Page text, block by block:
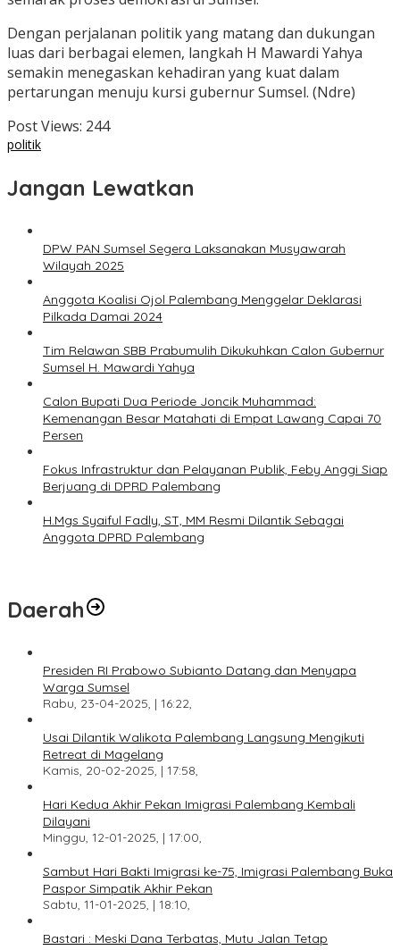
Dengan perjalanan politik yang matang dan dukungan
luas dari berbagai elemen, langkah H Mawardi Yahya
semakin menegaskan kehadiran yang kuat dalam
pertarungan menuju kursi gubernur Sumsel. (Ndre)
Post Views: 244
politik
Jangan Lewatkan
DPW PAN Sumsel Segera Laksanakan Musyawarah
Wilayah 2025
Anggota Koalisi Ojol Palembang Menggelar Deklarasi
Pilkada Damai 2024
Tim Relawan SBB Prabumulih Dikukuhkan Calon Gubernur
Sumsel H. Mawardi Yahya
Calon Bupati Dua Periode Joncik Muhammad:
Kemenangan Besar Matahati di Empat Lawang Capai 70
Persen
Fokus Infrastruktur dan Pelayanan Publik, Feby Anggi Siap
Berjuang di DPRD Palembang
H.Mgs Syaiful Fadly, ST, MM Resmi Dilantik Sebagai
Anggota DPRD Palembang
Daerah
Presiden RI Prabowo Subianto Datang dan Menyapa
Warga Sumsel
Rabu, 23-04-2025, | 16:22,
Usai Dilantik Walikota Palembang Langsung Mengikuti
Retreat di Magelang
Kamis, 20-02-2025, | 17:58,
Hari Kedua Akhir Pekan Imigrasi Palembang Kembali
Dilayani
Minggu, 12-01-2025, | 17:00,
Sambut Hari Bakti Imigrasi ke-75, Imigrasi Palembang Buka
Paspor Simpatik Akhir Pekan
Sabtu, 11-01-2025, | 18:10,
Bastari : Meski Dana Terbatas, Mutu Jalan Tetap